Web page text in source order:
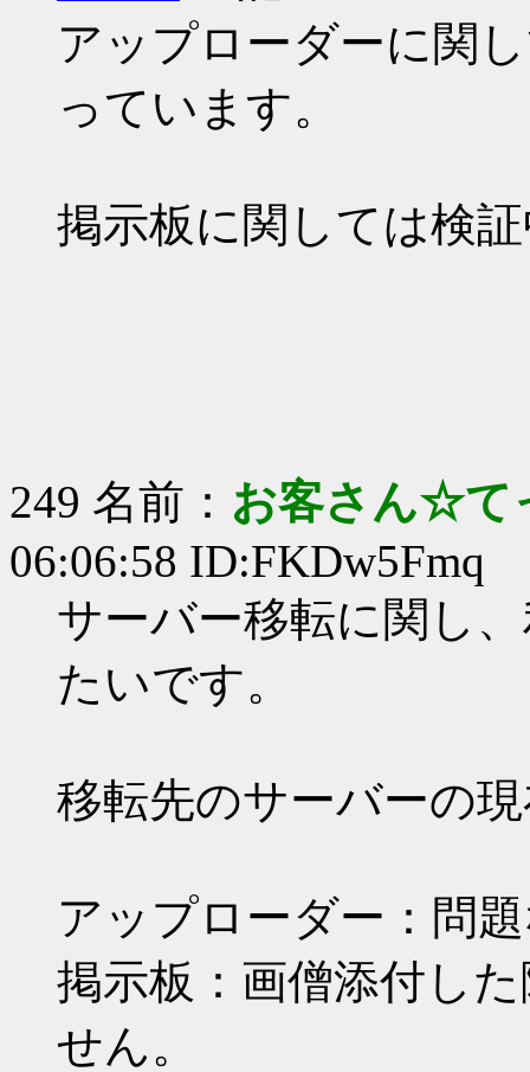
アップローダーに関
っています。
掲示板に関しては検
249 名前： お客さん☆て
06:06:58 ID:FKDw5Fmq
サーバー移転に関し
たいです。
移転先のサーバーの
アップローダー：問
掲示板：画僧添付し
せん。